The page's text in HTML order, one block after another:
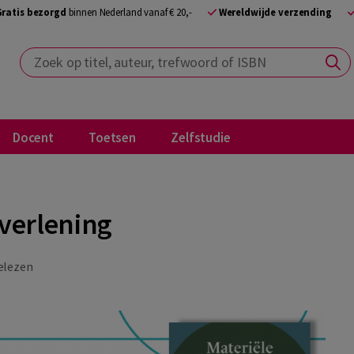
bezorgd binnen Nederland vanaf € 20,- Wereldwijde verzending
Zoek op titel, auteur, trefwoord of ISBN
Docent Toetsen Zelfstudie